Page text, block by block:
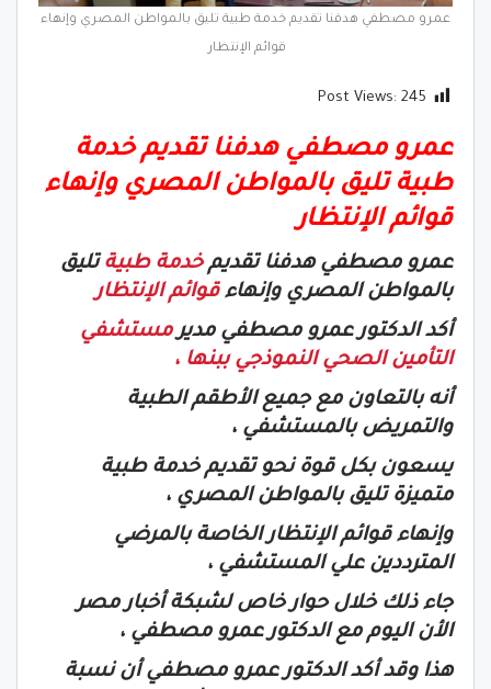
عمرو مصطفي هدفنا تقديم خدمة طبية تليق بالمواطن المصري وإنهاء
قوائم الإنتظار
Post Views: 245
عمرو مصطفي هدفنا تقديم خدمة
طبية تليق بالمواطن المصري وإنهاء
قوائم الإنتظار
عمرو مصطفي هدفنا تقديمخدمة طبية تليق
بالمواطن المصري وإنهاءقوائم الإنتظار
أكد الدكتور عمرو مصطفي مديرمستشفي
التأمين الصحي النموذجي ببنها ،
أنه بالتعاون مع جميع الأطقم الطبية
والتمريض بالمستشفي ،
يسعون بكل قوة نحو تقديم خدمة طبية
متميزة تليق بالمواطن المصري ،
وإنهاء قوائم الإنتظار الخاصة بالمرضي
المترددين علي المستشفي ،
جاء ذلك خلال حوار خاص لشبكة أخبار مصر
الأن اليوم مع الدكتور عمرو مصطفي ،
هذا وقد أكد الدكتور عمرو مصطفي أن نسبة